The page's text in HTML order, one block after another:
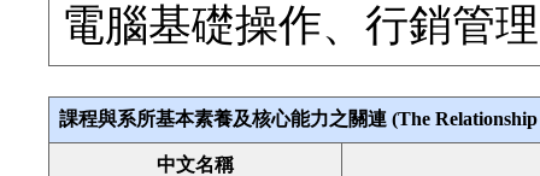
電腦基礎操作、行銷管
課程與系所基本素養及核心能力之關連 (The
中文名稱